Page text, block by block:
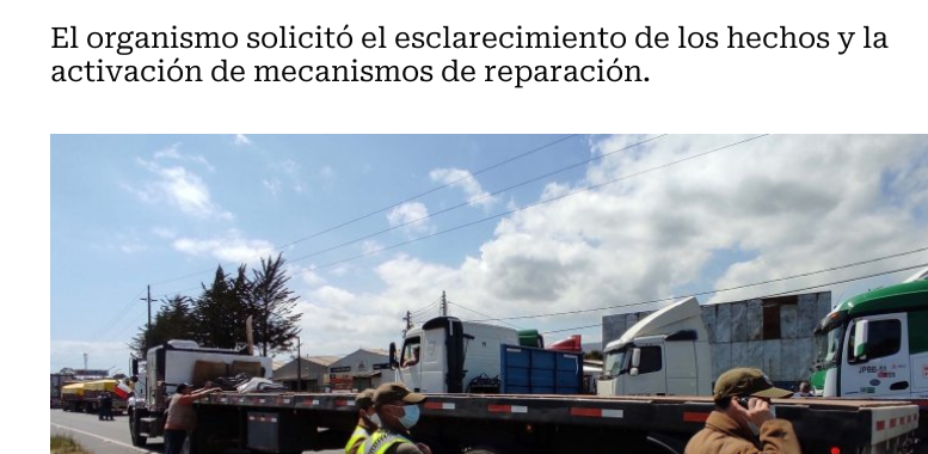
El organismo solicitó el esclarecimiento de los hechos y la
activación de mecanismos de reparación.